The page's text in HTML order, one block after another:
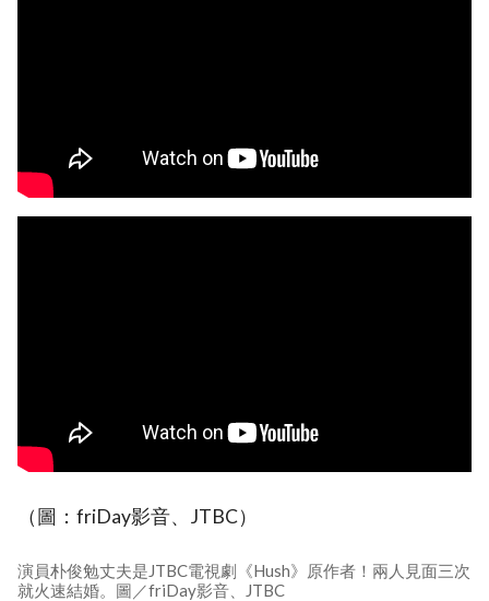
（圖：friDay影音、JTBC）
演員朴俊勉丈夫是JTBC電視劇《Hush》原作者！兩人見面三次
就火速結婚。圖／friDay影音、JTBC